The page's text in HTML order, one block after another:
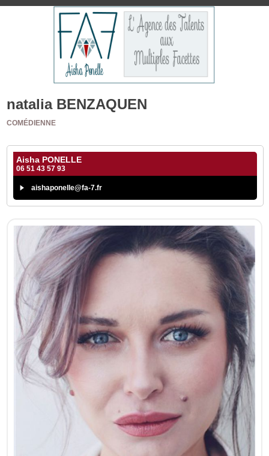
natalia BENZAQUEN
COMÉDIENNE
Aisha PONELLE
06 51 43 57 93
aishaponelle@fa-7.fr